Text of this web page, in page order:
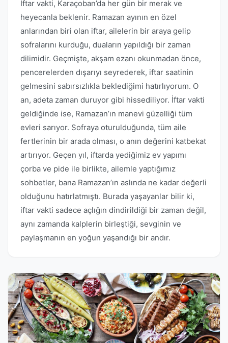
İftar vakti, Karaçoban’da her gün bir merak ve
heyecanla beklenir. Ramazan ayının en özel
anlarından biri olan iftar, ailelerin bir araya gelip
sofralarını kurduğu, duaların yapıldığı bir zaman
dilimidir. Geçmişte, akşam ezanı okunmadan önce,
pencerelerden dışarıyı seyrederek, iftar saatinin
gelmesini sabırsızlıkla beklediğimi hatırlıyorum. O
an, adeta zaman duruyor gibi hissediliyor. İftar vakti
geldiğinde ise, Ramazan’ın manevi güzelliği tüm
evleri sarıyor. Sofraya oturulduğunda, tüm aile
fertlerinin bir arada olması, o anın değerini katbekat
artırıyor. Geçen yıl, iftarda yediğimiz ev yapımı
çorba ve pide ile birlikte, ailemle yaptığımız
sohbetler, bana Ramazan’ın aslında ne kadar değerli
olduğunu hatırlatmıştı. Burada yaşayanlar bilir ki,
iftar vakti sadece açlığın dindirildiği bir zaman değil,
aynı zamanda kalplerin birleştiği, sevginin ve
paylaşmanın en yoğun yaşandığı bir andır.